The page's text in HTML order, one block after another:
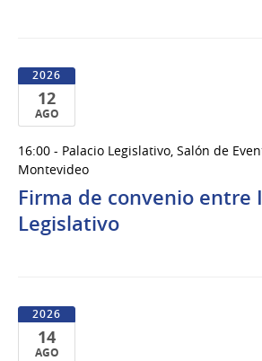
2026
12
AGO
de
Ago
del
2026
16:00 - Palacio Legislativo, Salón de
Montevideo
Firma de convenio entre
Legislativo
2026
14
AGO